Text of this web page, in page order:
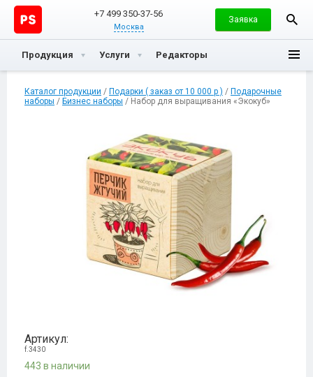
+7 499 350-37-56
Москва
Заявка
Продукция Услуги Редакторы
Каталог продукции / Подарки ( заказ от 10 000 р ) / Подарочные
наборы / Бизнес наборы / Набор для выращивания «Экокуб»
Артикул:
f.3430
443 в наличии